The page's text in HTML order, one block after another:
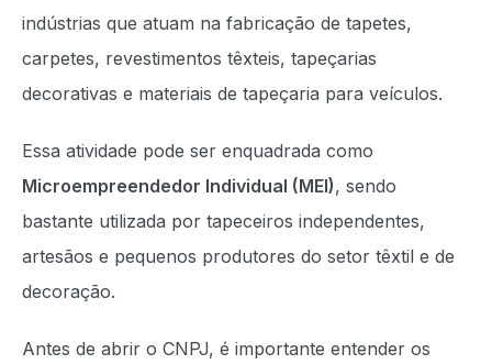
indústrias que atuam na fabricação de tapetes,
carpetes, revestimentos têxteis, tapeçarias
decorativas e materiais de tapeçaria para veículos.
Essa atividade pode ser enquadrada como
Microempreendedor Individual (MEI), sendo
bastante utilizada por tapeceiros independentes,
artesãos e pequenos produtores do setor têxtil e de
decoração.
Antes de abrir o CNPJ, é importante entender os